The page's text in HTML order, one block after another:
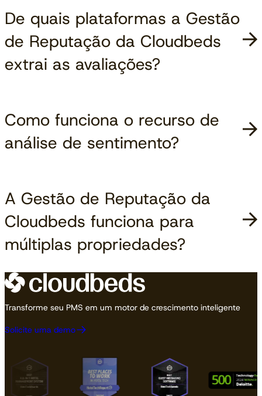
De quais plataformas a Gestão
de Reputação da Cloudbeds
extrai as avaliações?
Como funciona o recurso de
análise de sentimento?
A Gestão de Reputação da
Cloudbeds funciona para
múltiplas propriedades?
Transforme seu PMS em um motor de crescimento inteligente
Solicite uma demo